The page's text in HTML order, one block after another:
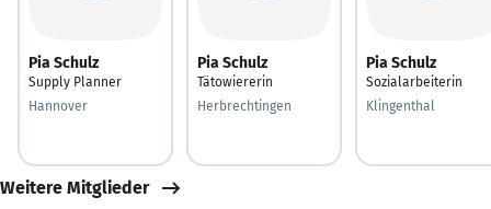
Pia Schulz
Supply Planner
Hannover
Pia Schulz
Tätowiererin
Herbrechtingen
Pia Schulz
Sozialarbeiterin
Klingenthal
Weitere Mitglieder